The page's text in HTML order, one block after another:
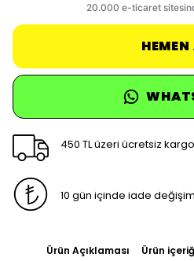
HEMEN
450 TL üzeri ücretsiz kargo
10 gün içinde iade değişim
Ürün Açıklaması Ürün